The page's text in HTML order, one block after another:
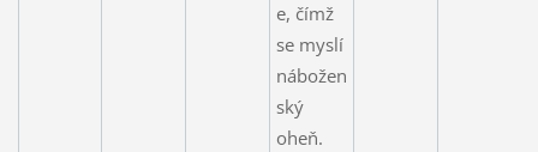
e, čímž
se myslí
nábožen
ský
oheň.